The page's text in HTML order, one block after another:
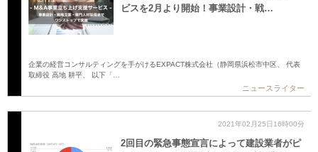
ビスを2月より開始！事業設計・戦…
企業の経営コンサルティングを手がけるEXPACT株式会社（静岡県浜松市中区、 代表
取締役 高地 耕平、 以下「…
ニュースライター
2021年02月25日16時00分
2回目の緊急事態宣言によって建設業者がピ